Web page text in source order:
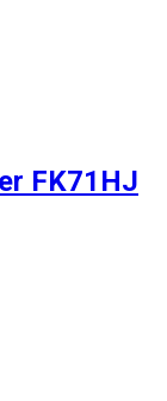
FK71HJ